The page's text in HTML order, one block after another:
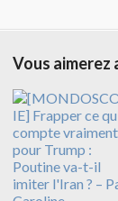
Vous aimerez